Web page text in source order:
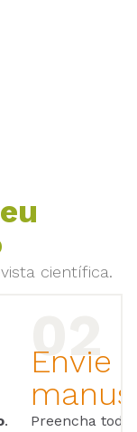
científica.
.
Envie
Preencha